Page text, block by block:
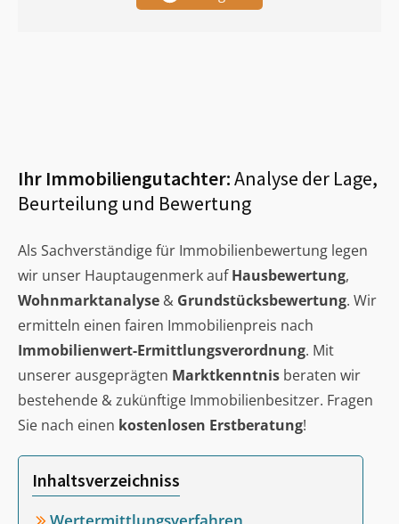
Ihr Immobiliengutachter:Analyse der Lage,
Beurteilung und Bewertung
Als Sachverständige für Immobilienbewertung legen
wir unser Hauptaugenmerk aufHausbewertung,
Wohnmarktanalyse & Grundstücksbewertung. Wir
ermitteln einen fairen Immobilienpreis nach
Immobilienwert-Ermittlungsverordnung. Mit
unserer ausgeprägten Marktkenntnis beraten wir
bestehende & zukünftige Immobilienbesitzer. Fragen
Sie nach einen kostenlosen Erstberatung!
Inhaltsverzeichniss